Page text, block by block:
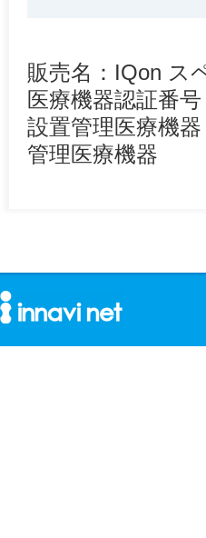
販売名：IQon ス
医療機器認証番
設置管理医療機
管理医療機器